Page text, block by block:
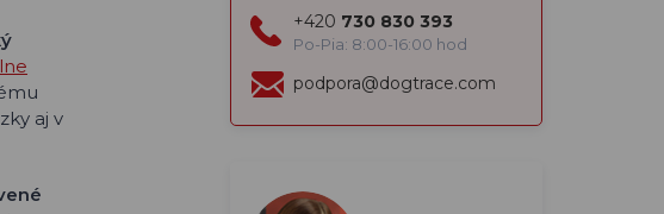
aj v
+420 730 830 393
Po-Pia: 8:00-16:00 hod
podpora@dogtrace.com